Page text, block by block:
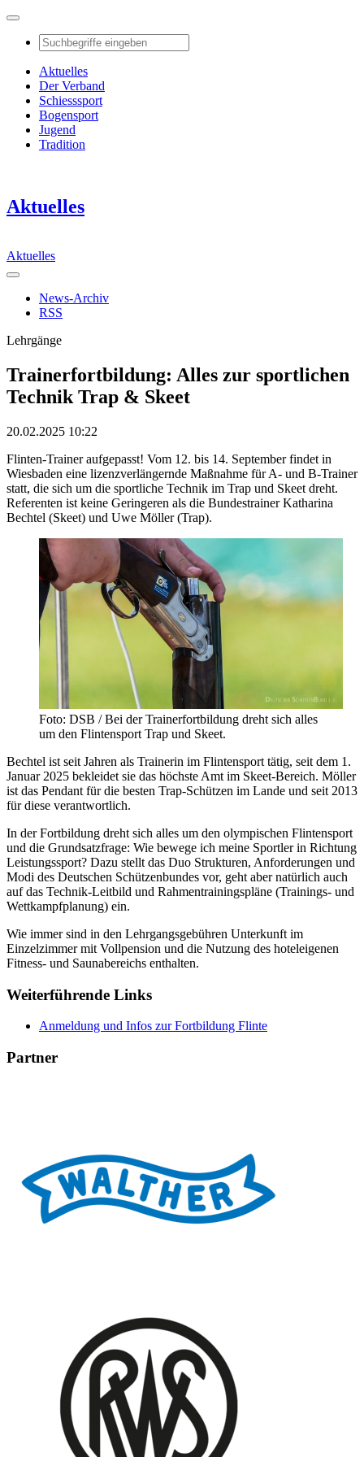
Aktuelles
Der Verband
Schiesssport
Bogensport
Jugend
Tradition
Aktuelles
Aktuelles
News-Archiv
RSS
Lehrgänge
Trainerfortbildung: Alles zur sportlichen
Technik Trap & Skeet
20.02.2025 10:22
Flinten-Trainer aufgepasst! Vom 12. bis 14. September findet in
Wiesbaden eine lizenzverlängernde Maßnahme für A- und B-Trainer
statt, die sich um die sportliche Technik im Trap und Skeet dreht.
Referenten ist keine Geringeren als die Bundestrainer Katharina
Bechtel (Skeet) und Uwe Möller (Trap).
Foto: DSB / Bei der Trainerfortbildung dreht sich alles
um den Flintensport Trap und Skeet.
Bechtel ist seit Jahren als Trainerin im Flintensport tätig, seit dem 1.
Januar 2025 bekleidet sie das höchste Amt im Skeet-Bereich. Möller
ist das Pendant für die besten Trap-Schützen im Lande und seit 2013
für diese verantwortlich.
In der Fortbildung dreht sich alles um den olympischen Flintensport
und die Grundsatzfrage: Wie bewege ich meine Sportler in Richtung
Leistungssport? Dazu stellt das Duo Strukturen, Anforderungen und
Modi des Deutschen Schützenbundes vor, geht aber natürlich auch
auf das Technik-Leitbild und Rahmentrainingspläne (Trainings- und
Wettkampfplanung) ein.
Wie immer sind in den Lehrgangsgebühren Unterkunft im
Einzelzimmer mit Vollpension und die Nutzung des hoteleigenen
Fitness- und Saunabereichs enthalten.
Weiterführende Links
Anmeldung und Infos zur Fortbildung Flinte
Partner